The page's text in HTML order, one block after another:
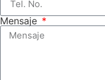
Mensaje